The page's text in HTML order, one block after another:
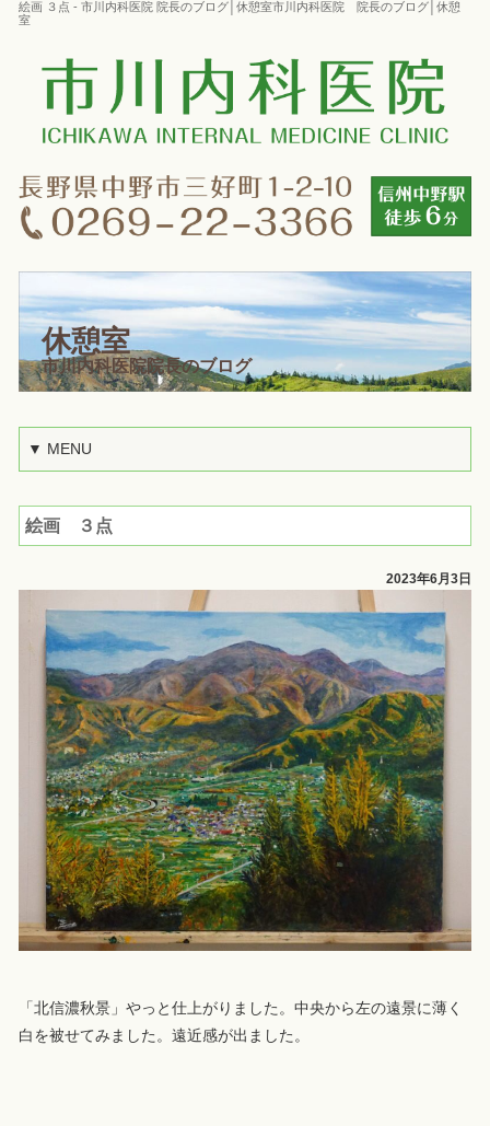
絵画 ３点 - 市川内科医院 院長のブログ│休憩室市川内科医院 院長のブログ│休憩
室
休憩室
市川内科医院院長のブログ
▼ MENU
絵画 ３点
2023年6月3日
「北信濃秋景」やっと仕上がりました。中央から左の遠景に薄く
白を被せてみました。遠近感が出ました。